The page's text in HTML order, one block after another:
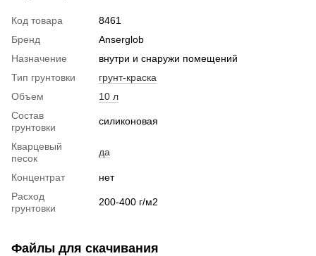
Код товара
8461
Бренд
Anserglob
Назначение
внутри и снаружи помещений
Тип грунтовки
грунт-краска
Объем
10 л
Состав
грунтовки
силиконовая
Кварцевый
песок
да
Концентрат
нет
Расход
грунтовки
200-400 г/м2
Файлы для скачивания